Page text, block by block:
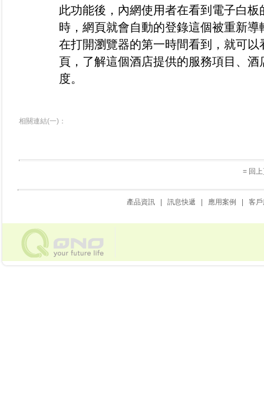
此功能後，內網使用者在看到電子白
時，網頁就會自動的登錄這個被重新
在打開瀏覽器的第一時間看到，就可
頁，了解這個酒店提供的服務項目、
度。
相關連結(一)：
= 回
產品資訊 訊息快遞 應用案例 客